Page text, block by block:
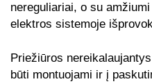
nereguliariai, o su
elektros sistemoje
Priežiūros nereikalaujantys
būti montuojami ir į